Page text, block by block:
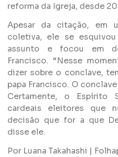
reforma da Igreja, desde
Apesar da citação, em
coletiva, ele se
assunto e focou em
Francisco. “Nesse
dizer sobre o conclave,
papa Francisco. O
Certamente, o Espírito
cardeais eleitores que
decisão que for a que
disse ele.
Por Luana Takahashi |